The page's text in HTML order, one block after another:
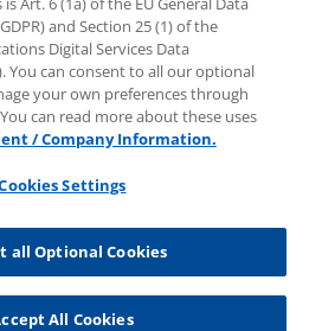
and Section 25 (1) of the
Digital Services Data
You can consent to all our optional
your own preferences through
can read more about these uses
/ Company Information.
Settings
all Optional Cookies
All Cookies